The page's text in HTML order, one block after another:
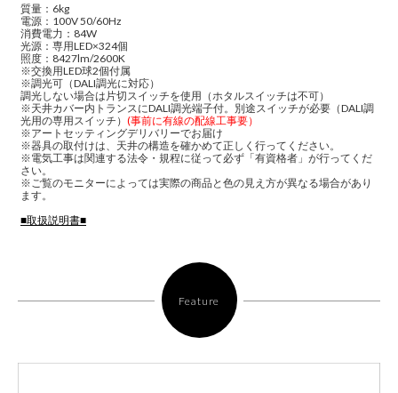
質量：6kg
電源：100V 50/60Hz
消費電力：84W
光源：専用LED×324個
照度：8427lm/2600K
※交換用LED球2個付属
※調光可（DALI調光に対応）
調光しない場合は片切スイッチを使用（ホタルスイッチは不可）
※天井カバー内トランスにDALI調光端子付。別途スイッチが必要（DALI調
光用の専用スイッチ） (事前に有線の配線工事要）
※アートセッティングデリバリーでお届け
※器具の取付けは、天井の構造を確かめて正しく行ってください。
※電気工事は関連する法令・規程に従って必ず「有資格者」が行ってくだ
さい。
※ご覧のモニターによっては実際の商品と色の見え方が異なる場合があり
ます。
■取扱説明書■
Feature